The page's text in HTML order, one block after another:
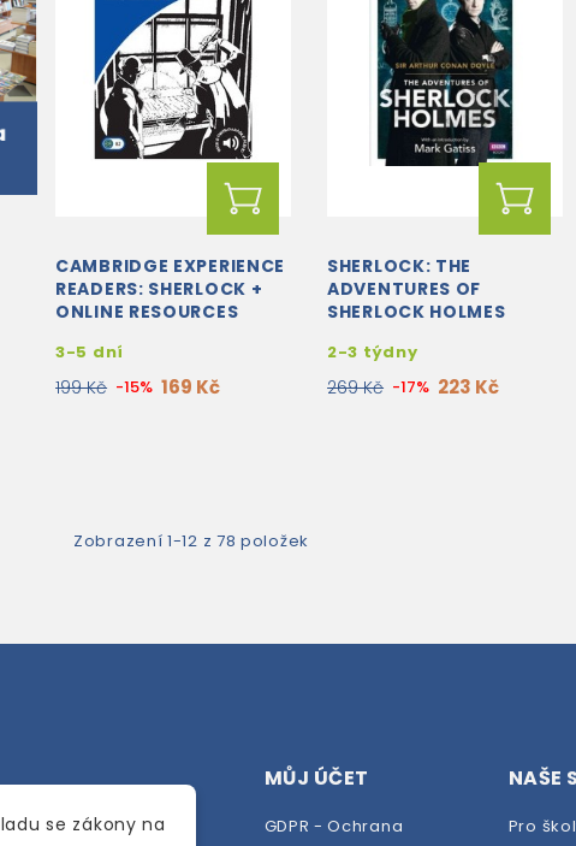
CAMBRIDGE EXPERIENCE
READERS: SHERLOCK +
ONLINE RESOURCES
3-5 dní
199 Kč -15% 169 Kč
SHERLOCK: THE
ADVENTURES OF
SHERLOCK HOLMES
2-3 týdny
269 Kč -17% 223 Kč
Zobrazení 1-12 z 78 položek
MŮJ ÚČET
GDPR - Ochrana
NAŠE
Pro
se zákony na